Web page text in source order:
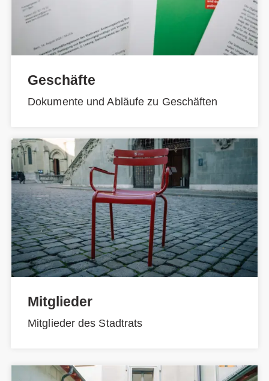
Geschäfte
Dokumente und Abläufe zu Geschäften
Mitglieder
Mitglieder des Stadtrats